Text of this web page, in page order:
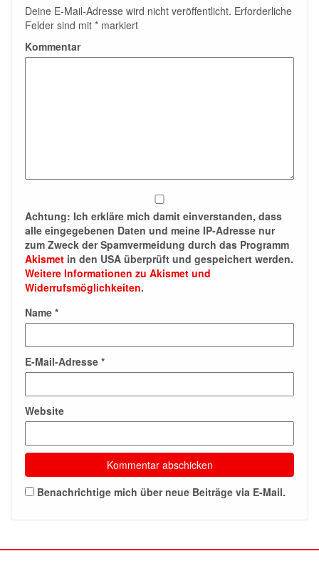
Deine E-Mail-Adresse wird nicht veröffentlicht. Erforderliche
Felder sind mit * markiert
Kommentar
Achtung: Ich erkläre mich damit einverstanden, dass
alle eingegebenen Daten und meine IP-Adresse nur
zum Zweck der Spamvermeidung durch das Programm
Akismet in den USA überprüft und gespeichert werden.
Weitere Informationen zu Akismet und
Widerrufsmöglichkeiten.
Name *
E-Mail-Adresse *
Website
Benachrichtige mich über neue Beiträge via E-Mail.